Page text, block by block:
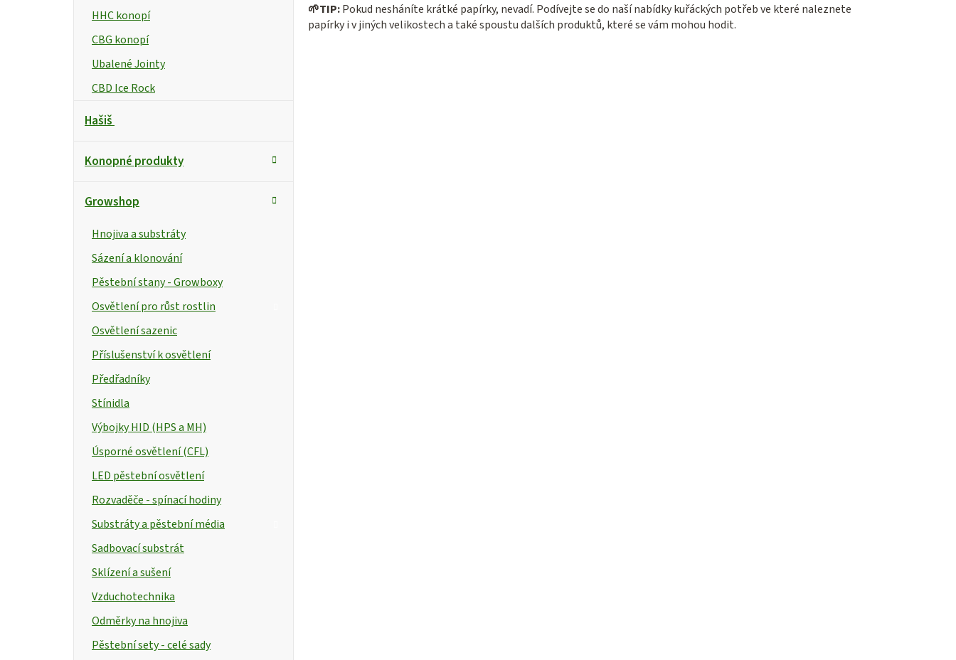
HHC konopí
CBG konopí
Ubalené Jointy
CBD Ice Rock
Hašiš
Konopné produkty
Growshop
Hnojiva a substráty
Sázení a klonování
Pěstební stany - Growboxy
Osvětlení pro růst rostlin
Osvětlení sazenic
Příslušenství k osvětlení
Předřadníky
Stínidla
Výbojky HID (HPS a MH)
Úsporné osvětlení (CFL)
LED pěstební osvětlení
Rozvaděče - spínací hodiny
Substráty a pěstební média
Sadbovací substrát
Sklízení a sušení
Vzduchotechnika
Odměrky na hnojiva
Pěstební sety - celé sady
🌱TIP:Pokud nesháníte krátké papírky, nevadí. Podívejte se do naší nabídky kuřáckých potřeb ve které naleznete
papírky i v jiných velikostech a také spoustu dalších produktů, které se vám mohou hodit.